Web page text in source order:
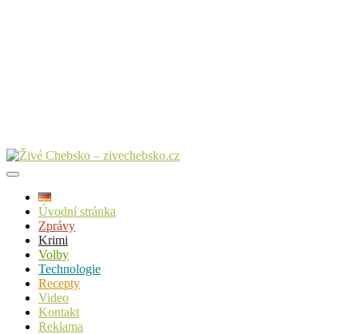
Úvodní stránka
Zprávy
Krimi
Volby
Technologie
Recepty
Video
Kontakt
Reklama